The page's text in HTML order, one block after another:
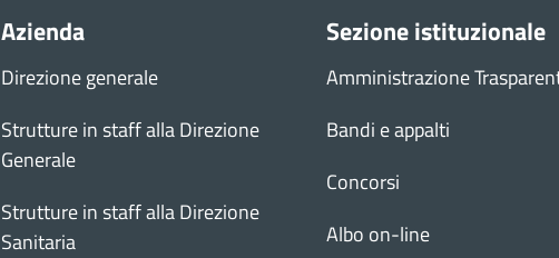
Azienda
Direzione generale
Strutture in staff alla Direzione
Generale
Strutture in staff alla Direzione
Sanitaria
Sezione istituzionale
Amministrazione
Bandi e appalti
Concorsi
Albo on-line